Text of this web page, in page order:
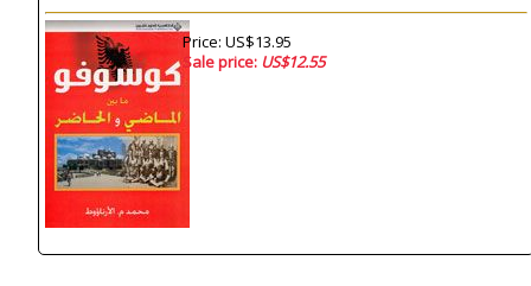
Price: US$13.95
Sale price: US$12.55